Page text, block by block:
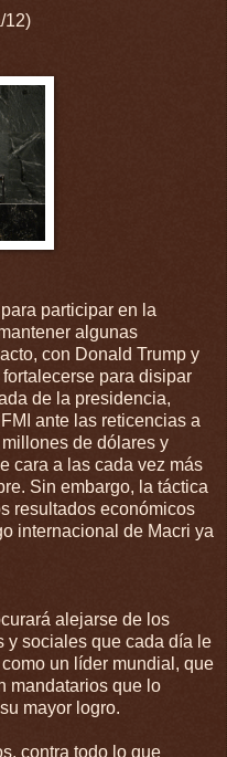
12)
participar en la
algunas
con Donald Trump y
para disipar
de la presidencia,
ante las reticencias a
de dólares y
cara a las cada vez más
Sin embargo, la táctica
resultados económicos
internacional de Macri ya
alejarse de los
y sociales que cada día le
un líder mundial, que
mandatarios que lo
mayor logro.
contra todo lo que